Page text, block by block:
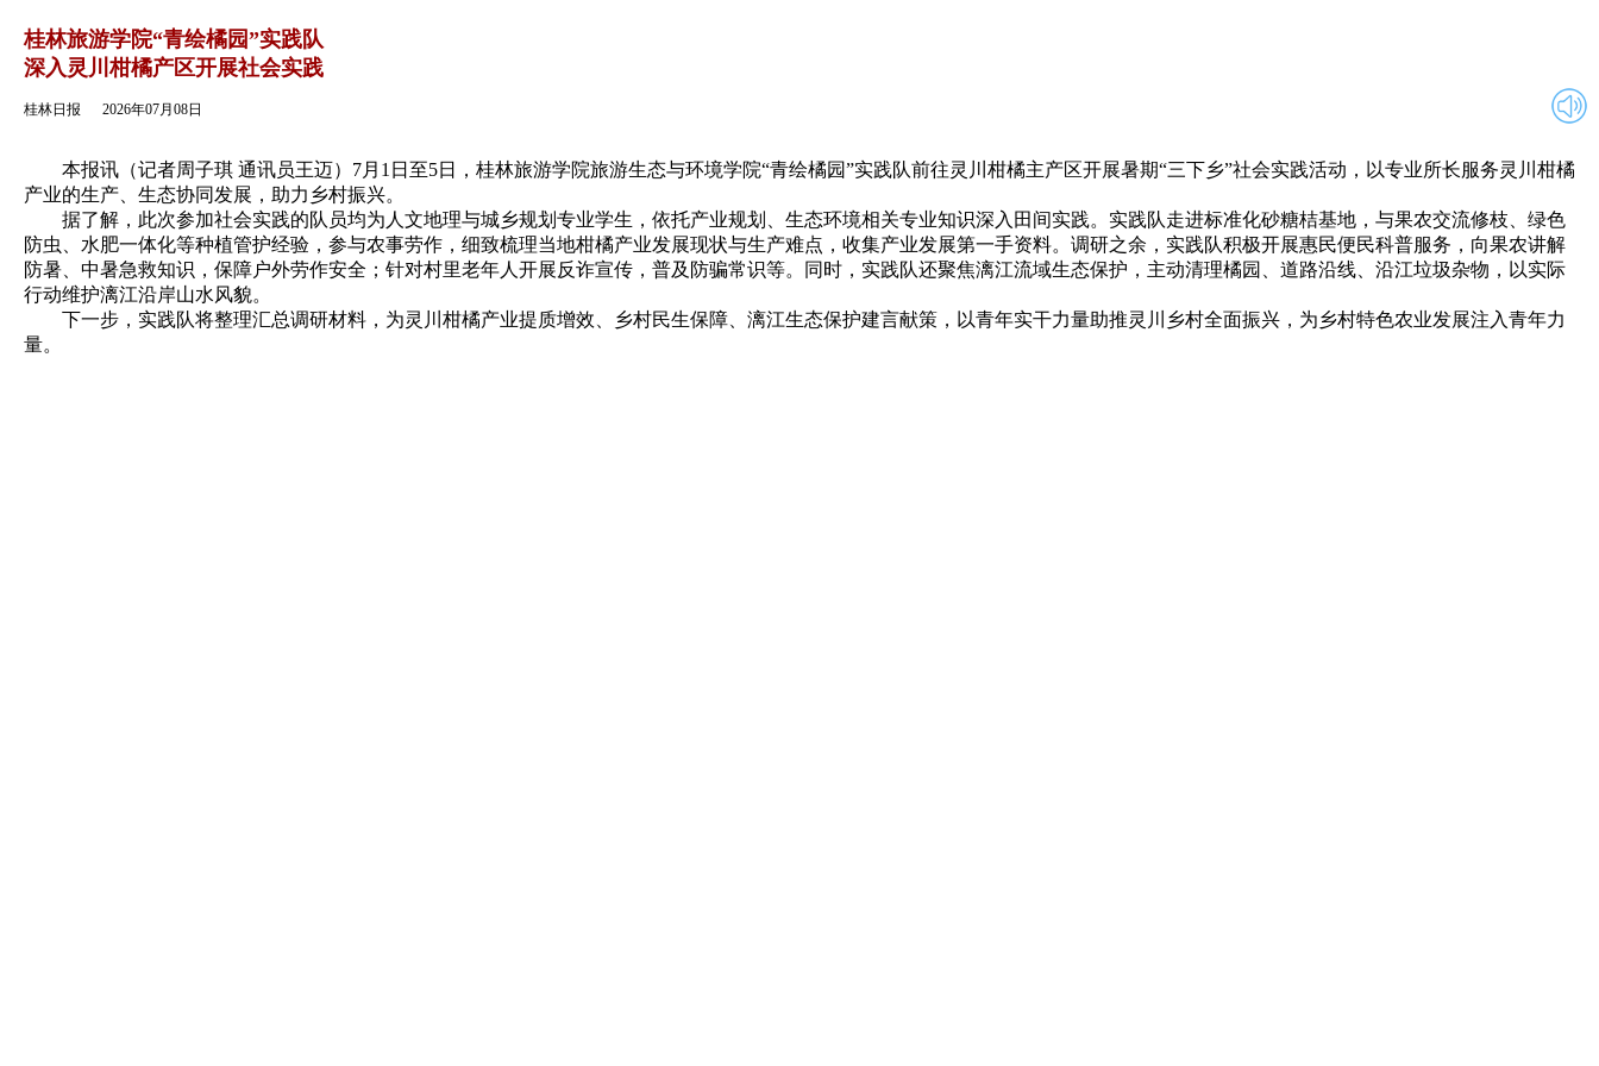
返回
桂林旅游学院“青绘橘园”实践队
深入灵川柑橘产区开展社会实践
桂林日报 2026年07月08日
本报讯（记者周子琪 通讯员王迈）7月1日至5日，桂林旅游学院旅游生态与环境学院“青绘橘园”实践队前往灵川柑橘主产区开展暑期“三下乡”社会实践活动，以专业所长服务灵川柑橘
产业的生产、生态协同发展，助力乡村振兴。
据了解，此次参加社会实践的队员均为人文地理与城乡规划专业学生，依托产业规划、生态环境相关专业知识深入田间实践。实践队走进标准化砂糖桔基地，与果农交流修枝、绿色
防虫、水肥一体化等种植管护经验，参与农事劳作，细致梳理当地柑橘产业发展现状与生产难点，收集产业发展第一手资料。调研之余，实践队积极开展惠民便民科普服务，向果农讲解
防暑、中暑急救知识，保障户外劳作安全；针对村里老年人开展反诈宣传，普及防骗常识等。同时，实践队还聚焦漓江流域生态保护，主动清理橘园、道路沿线、沿江垃圾杂物，以实际
行动维护漓江沿岸山水风貌。
下一步，实践队将整理汇总调研材料，为灵川柑橘产业提质增效、乡村民生保障、漓江生态保护建言献策，以青年实干力量助推灵川乡村全面振兴，为乡村特色农业发展注入青年力
量。